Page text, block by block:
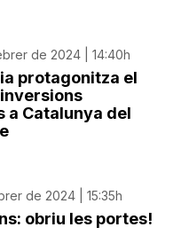
de 2024 | 14:40h
protagonitza el
a Catalunya del
de 2024 | 15:35h
obriu les portes!